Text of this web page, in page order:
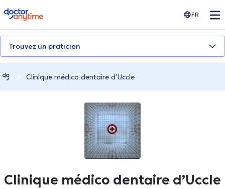
doctoranytime FR
Trouvez un praticien
Clinique médico dentaire d’Uccle
Clinique médico dentaire d’Uccle